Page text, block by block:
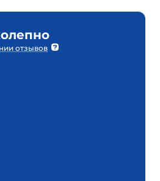
отзывов